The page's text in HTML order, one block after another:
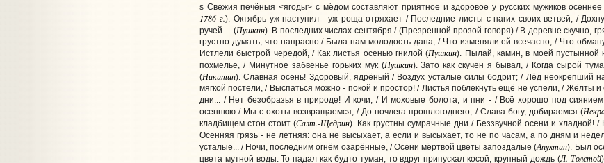
s Свежия печёныя <ягоды> с мёдом составляют приятное и здоровое у русских мужиков
1786 г.). Октябрь уж наступил - уж роща отряхает / Последние листы с нагих своих ветвей; /
ручей ... (Пушкин). В последних числах сентября / (Презренной прозой говоря) / В деревне скучно,
грустно думать, что напрасно / Была нам молодость дана, / Что изменяли ей всечасно, / Что
Истлели быстрой чередой, / Как листья осенью гнилой (Пушкин). Пылай, камин, в моей пустынной
похмелье, / Минутное забвенье горьких мук (Пушкин). Зато как скучен я бывал, / Когда сырой
(Никитин). Славная осень! Здоровый, ядрёный / Воздух усталые силы бодрит; / Лёд неокрепший
мягкой постели, / Выспаться можно - покой и простор! / Листья поблекнуть ещё не успели, / Жёлты
дни... / Нет безобразья в природе! И кочи, / И моховые болота, и пни - / Всё хорошо под
осеннюю / Мы с охоты возвращаемся, / До ночлега прошлогоднего, / Слава богу, добираемся (
кладбищем стон стоит (Салт.-Щедрин). Как грустны сумрачные дни / Беззвучной осени и хладной!
Осенняя грязь - не летняя: она не высыхает, а если и высыхает, то не по часам, а по дням и
усталые... / Ночи, последним огнём озарённые, / Осени мёртвой цветы запоздалые (Апухтин). Был
цвета мутной воды. То падал как будто туман, то вдруг припускал косой, крупный дождь (Л. Толстой